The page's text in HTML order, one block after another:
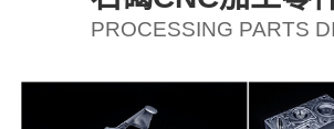
PROCESSING PARTS